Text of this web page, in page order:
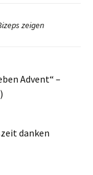
zeigen
Advent“ –
danken